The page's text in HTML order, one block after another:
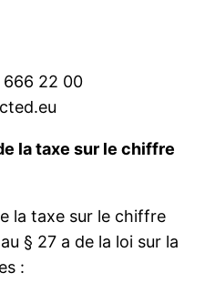
666 22 00
la taxe sur le chiffre
la taxe sur le chiffre
§ 27 a de la loi sur la
: